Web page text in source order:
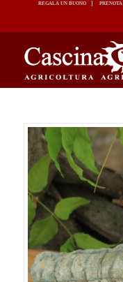
REGALA UN BUONO